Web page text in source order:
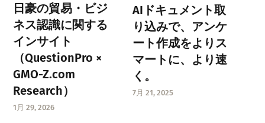
日豪の貿易・ビジ
ネス認識に関する
インサイト
（QuestionPro ×
GMO-Z.com
Research）
1月 29, 2026
AIドキュメント取
り込みで、アンケ
ート作成をよりス
マートに、より速
く。
7月 21, 2025